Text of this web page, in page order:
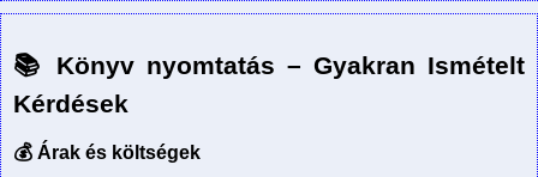
📚 Könyv nyomtatás – Gyakran Ismételt
Kérdések
💰 Árak és költségek